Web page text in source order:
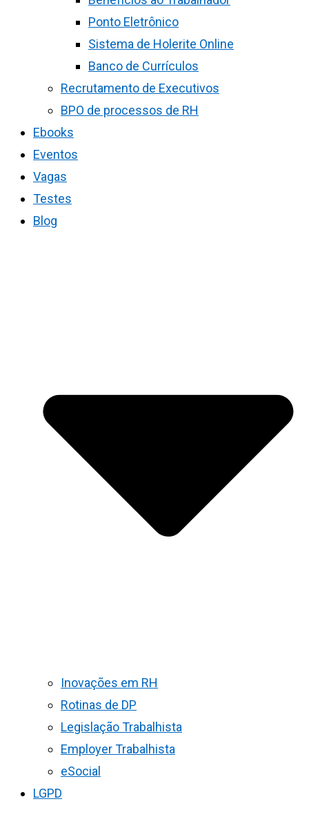
Ponto Eletrônico
Sistema de Holerite Online
Banco de Currículos
Recrutamento de Executivos
BPO de processos de RH
Ebooks
Eventos
Vagas
Testes
Blog
Inovações em RH
Rotinas de DP
Legislação Trabalhista
Employer Trabalhista
eSocial
LGPD